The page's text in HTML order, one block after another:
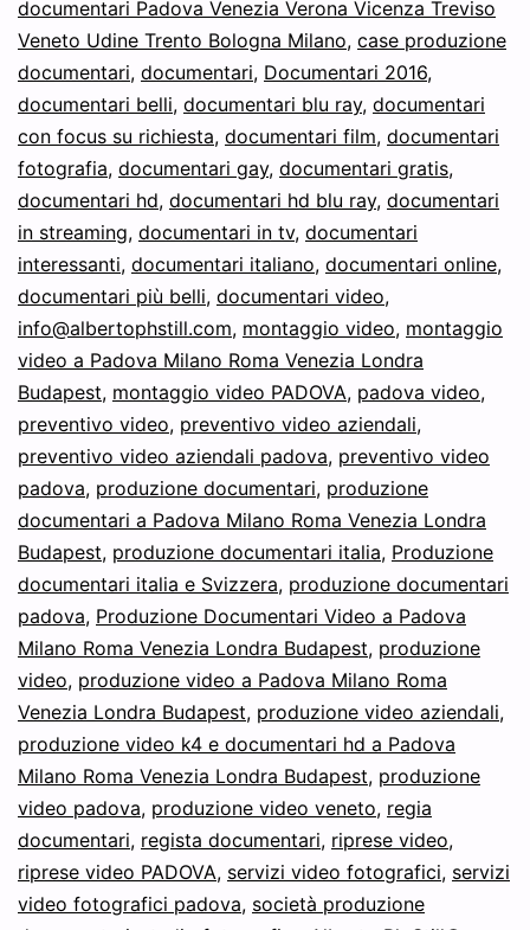
documentari Padova Venezia Verona Vicenza Treviso
Veneto Udine Trento Bologna Milano, case produzione
documentari, documentari, Documentari 2016,
documentari belli, documentari blu ray, documentari
con focus su richiesta, documentari film, documentari
fotografia, documentari gay, documentari gratis,
documentari hd, documentari hd blu ray, documentari
in streaming, documentari in tv, documentari
interessanti, documentari italiano, documentari online,
documentari più belli, documentari video,
info@albertophstill.com, montaggio video, montaggio
video a Padova Milano Roma Venezia Londra
Budapest, montaggio video PADOVA, padova video,
preventivo video, preventivo video aziendali,
preventivo video aziendali padova, preventivo video
padova, produzione documentari, produzione
documentari a Padova Milano Roma Venezia Londra
Budapest, produzione documentari italia, Produzione
documentari italia e Svizzera, produzione documentari
padova, Produzione Documentari Video a Padova
Milano Roma Venezia Londra Budapest, produzione
video, produzione video a Padova Milano Roma
Venezia Londra Budapest, produzione video aziendali,
produzione video k4 e documentari hd a Padova
Milano Roma Venezia Londra Budapest, produzione
video padova, produzione video veneto, regia
documentari, regista documentari, riprese video,
riprese video PADOVA, servizi video fotografici, servizi
video fotografici padova, società produzione